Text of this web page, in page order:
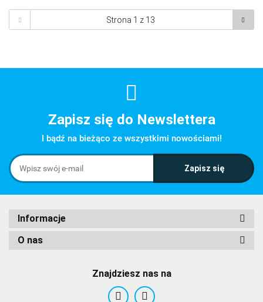
Zapisz się do Newslettera
I bądź na bieżąco ze wszystkimi nowościami!
Informacje
O nas
Znajdziesz nas na